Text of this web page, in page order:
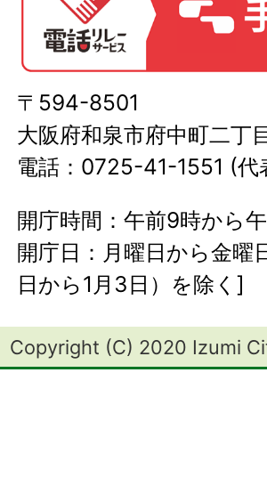
〒594-8501
大阪府和泉市府中町二丁
電話：0725-41-1551 (
開庁時間：午前9時から
開庁日：月曜日から金曜
日から1月3日）を除く]
Copyright (C) 2020 Izumi